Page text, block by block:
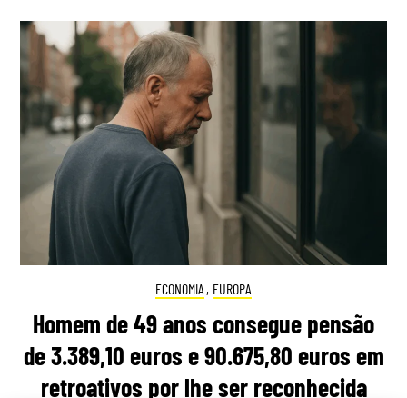
ECONOMIA , EUROPA
Homem de 49 anos consegue pensão
de 3.389,10 euros e 90.675,80 euros em
retroativos por lhe ser reconhecida